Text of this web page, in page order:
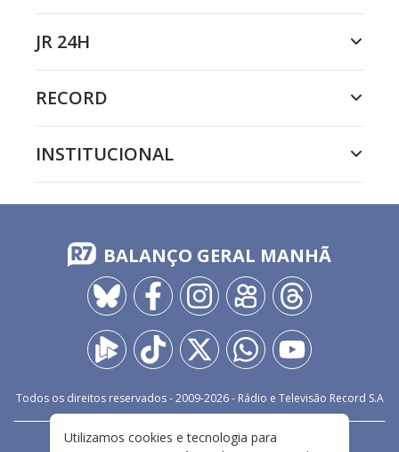
JR 24H
RECORD
INSTITUCIONAL
BALANÇO GERAL MANHÃ
Todos os direitos reservados - 2009-2026- Rádio e Televisão Record S.A
FALE CONOSCO PRIVACIDADE
Utilizamos cookies e tecnologia para